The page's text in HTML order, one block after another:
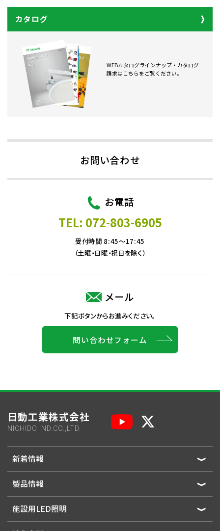
カタログ
WEBカタログラインナップ・カタログ
請求はこちらをご覧ください。
お問い合わせ
お電話
TEL: 072-803-6905
受付時間 8:45～17:45
（土曜・日曜・祝日を除く）
メール
下記ボタンからお進みください。
問い合わせフォーム
日動工業株式会社
NICHIDO IND.CO.,LTD.
新着情報
製品情報
施設用LED照明